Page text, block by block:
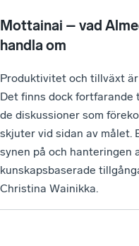
Mottainai – vad
handla om
Produktivitet och tillväxt
Det finns dock fortfarande
de diskussioner som
skjuter vid sidan av målet.
synen på och hanteringen
kunskapsbaserade
Christina Wainikka.